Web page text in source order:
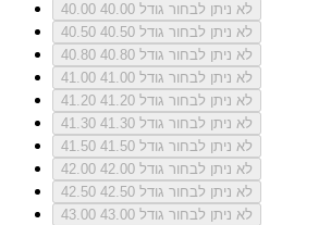
40.00
לא ניתן לבחור גודל 40.00
40.50
לא ניתן לבחור גודל 40.50
40.80
לא ניתן לבחור גודל 40.80
41.00
לא ניתן לבחור גודל 41.00
41.20
לא ניתן לבחור גודל 41.20
41.30
לא ניתן לבחור גודל 41.30
41.50
לא ניתן לבחור גודל 41.50
42.00
לא ניתן לבחור גודל 42.00
42.50
לא ניתן לבחור גודל 42.50
43.00
לא ניתן לבחור גודל 43.00